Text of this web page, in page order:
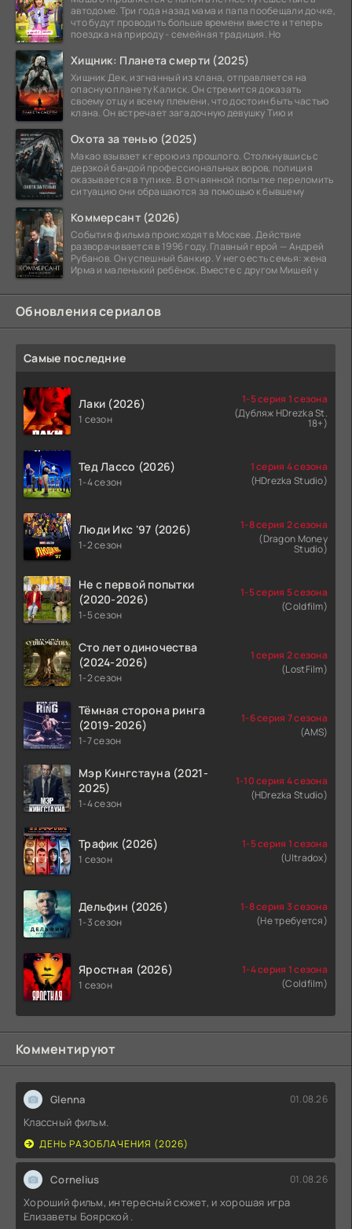
автодоме. Три года назад мама и папа пообещали дочке,
что будут проводить больше времени вместе и теперь
поездка на природу - семейная традиция. Но
Хищник: Планета смерти (2025)
Хищник Дек, изгнанный из клана, отправляется на
опасную планету Калиск. Он стремится доказать
своему отцу и всему племени, что достоин быть частью
клана. Он встречает загадочную девушку Тию и
Охота за тенью (2025)
Макао взывает к герою из прошлого. Столкнувшись с
дерзкой бандой профессиональных воров, полиция
оказывается в тупике. В отчаянной попытке переломить
ситуацию они обращаются за помощью к бывшему
Коммерсант (2026)
События фильма происходят в Москве. Действие
разворачивается в 1996 году. Главный герой — Андрей
Рубанов. Он успешный банкир. У него есть семья: жена
Ирма и маленький ребёнок. Вместе с другом Мишей у
Обновления сериалов
Самые последние
Лаки (2026)
1 сезон
1-5 серия 1 сезона
(Дубляж HDrezka St.
18+)
Тед Лассо (2026)
1-4 сезон
1 серия 4 сезона
(HDrezka Studio)
Люди Икс '97 (2026)
1-2 сезон
1-8 серия 2 сезона
(Dragon Money
Studio)
Не с первой попытки
(2020-2026)
1-5 сезон
1-5 серия 5 сезона
(Coldfilm)
Сто лет одиночества
(2024-2026)
1-2 сезон
1 серия 2 сезона
(LostFilm)
Тёмная сторона ринга
(2019-2026)
1-7 сезон
1-6 серия 7 сезона
(AMS)
Мэр Кингстауна (2021-
2025)
1-4 сезон
1-10 серия 4 сезона
(HDrezka Studio)
Трафик (2026)
1 сезон
1-5 серия 1 сезона
(Ultradox)
Дельфин (2026)
1-3 сезон
1-8 серия 3 сезона
(Не требуется)
Яростная (2026)
1 сезон
1-4 серия 1 сезона
(Coldfilm)
Комментируют
Glenna 01.08.26
Классный фильм.
ДЕНЬ РАЗОБЛАЧЕНИЯ (2026)
Cornelius 01.08.26
Хороший фильм, интересный сюжет, и хорошая игра
Елизаветы Боярской .